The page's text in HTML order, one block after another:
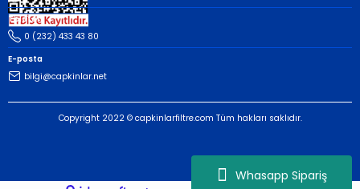
Whasapp Sipariş
Telefon
0 (232) 433 43 80
E-posta
bilgi@capkinlar.net
Copyright 2022 © capkinlarfiltre.com Tüm hakları saklıdır.